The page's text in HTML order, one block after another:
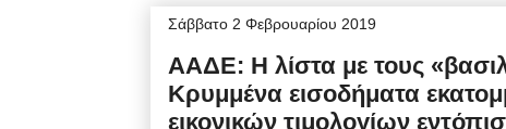
Σάββατο 2 Φεβρουαρίου 2019
ΑΑΔΕ: Η λίστα με τους
Κρυμμένα εισοδήματα
εικονικών τιμολογίων